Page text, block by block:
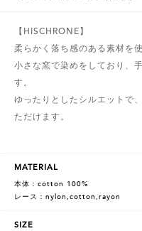
【HISCHRONE】
柔らかく落ち感のある素材を
小さな窯で染めをしており、
す。
ゆったりとしたシルエットで
ただけます。
MATERIAL
本体：cotton 100%
レース：nylon,cotton,rayon
SIZE